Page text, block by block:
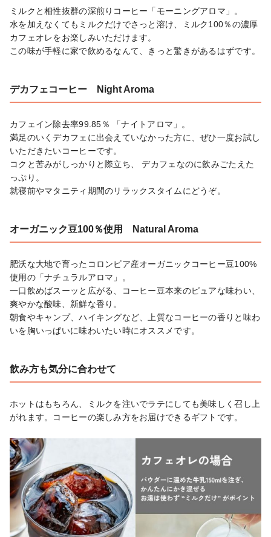
ミルクと相性抜群の深煎りコーヒー「モーニングアロマ」。
水を加えなくてもミルクだけでさっと溶け、ミルク100％の濃厚
カフェオレをお楽しみいただけます。
この味が手軽に家で飲めるなんて、きっと驚きがあるはずです。
デカフェコーヒー Night Aroma
カフェイン除去率99.85％ 「ナイトアロマ」。
満足のいくデカフェに出会えていなかった方に、ぜひ一度お試し
いただきたいコーヒーです。
コクと苦みがしっかりと際立ち、 デカフェなのに飲みごたえた
っぷり。
就寝前やマタニティ期間のリラックスタイムにどうぞ。
オーガニック豆100％使用 Natural Aroma
肥沃な大地で育ったコロンビア産オーガニックコーヒー豆100%
使用の「ナチュラルアロマ」。
一口飲めばスーッと広がる、コーヒー豆本来のピュアな味わい、
爽やかな酸味、新鮮な香り。
朝食やキャンプ、ハイキングなど、上質なコーヒーの香りと味わ
いを胸いっぱいに味わいたい時にオススメです。
飲み方も気分に合わせて
ホットはもちろん、ミルクを注いでラテにしても美味しく召し上
がれます。コーヒーの楽しみ方をお届けできるギフトです。